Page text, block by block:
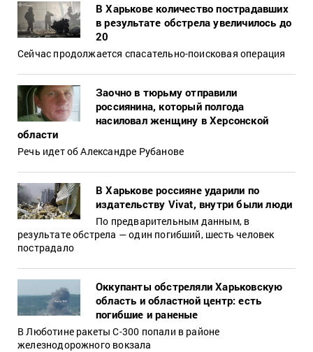
В Харькове количество пострадавших
в результате обстрела увеличилось до
20
Сейчас продолжается спасательно-поисковая операция
Заочно в тюрьму отправили
россиянина, который полгода
насиловал женщину в Херсонской
области
Речь идет об Александре Рубанове
В Харькове россияне ударили по
издательству Vivat, внутри были люди
По предварительным данным, в
результате обстрела — один погибший, шесть человек
пострадало
Оккупанты обстреляли Харьковскую
область и областной центр: есть
погибшие и раненые
В Люботине ракеты С-300 попали в районе
железнодорожного вокзала